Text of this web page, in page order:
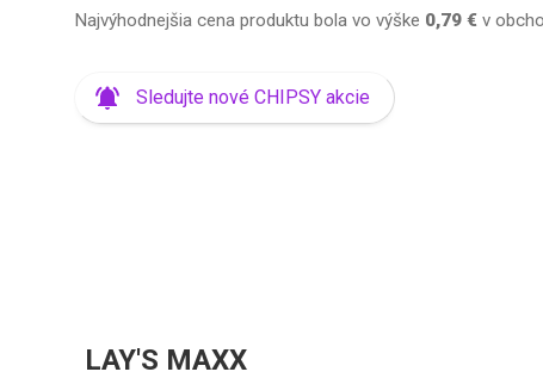
Najvýhodnejšia cena produktu bola vo výške 0,79 € v
Sledujte nové CHIPSY akcie
LAY'S MAXX